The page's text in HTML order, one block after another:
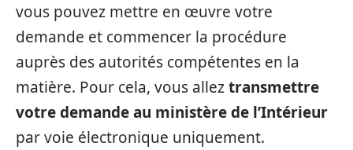
vous pouvez mettre en œuvre votre
demande et commencer la procédure
auprès des autorités compétentes en la
matière. Pour cela, vous alleztransmettre
votredemande au ministère de l’Intérieur
par voie électronique uniquement.